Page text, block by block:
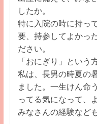
したか。
特に入院の時に持っ
要、持参してよかっ
ださい。
「おにぎり」という
私は、長男の時夏の
ました。一生けん命
ってる気になって、
みなさんの経験など